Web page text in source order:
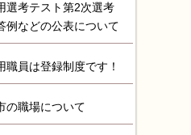
選考テスト第2次選考
例などの公表について
員は登録制度です！
の職場について